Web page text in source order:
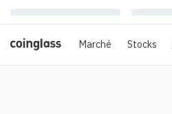
Marché Stocks